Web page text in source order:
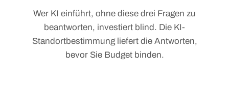
Wer KI einführt, ohne diese drei Fragen zu
beantworten, investiert blind. Die KI-
Standortbestimmung liefert die Antworten,
bevor Sie Budget binden.